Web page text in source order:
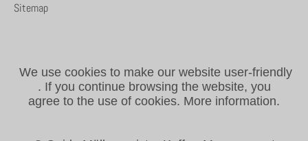
Sitemap
We use cookies to make our website user-friendly
. If you continue browsing the website, you
agree to the use of cookies. More information.